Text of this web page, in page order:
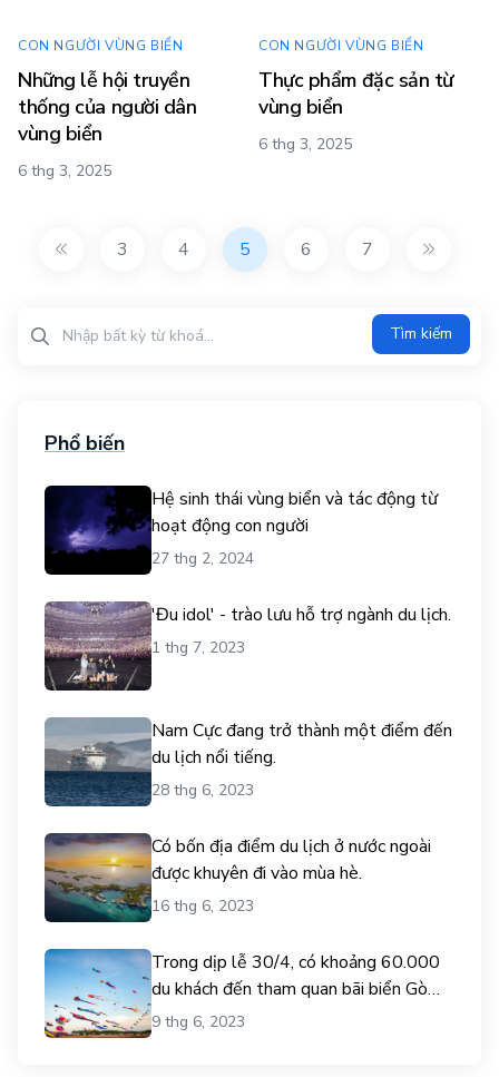
CON NGƯỜI VÙNG BIỂN
Những lễ hội truyền
thống của người dân
vùng biển
6 thg 3, 2025
CON NGƯỜI VÙNG BIỂN
Thực phẩm đặc sản từ
vùng biển
6 thg 3, 2025
3 4 5 6 7
Tìm kiếm
Phổ biến
Hệ sinh thái vùng biển và tác động từ
hoạt động con người
27 thg 2, 2024
'Đu idol' - trào lưu hỗ trợ ngành du lịch.
1 thg 7, 2023
Nam Cực đang trở thành một điểm đến
du lịch nổi tiếng.
28 thg 6, 2023
Có bốn địa điểm du lịch ở nước ngoài
được khuyên đi vào mùa hè.
16 thg 6, 2023
Trong dịp lễ 30/4, có khoảng 60.000
du khách đến tham quan bãi biển Gò
Công.
9 thg 6, 2023